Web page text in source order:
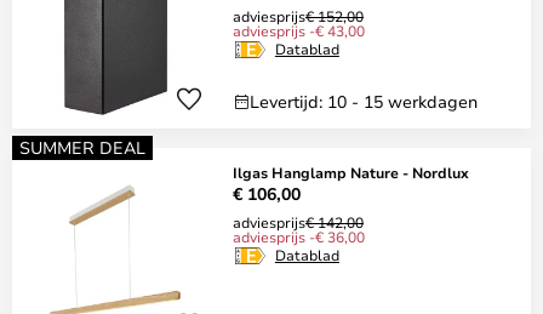
adviesprijs€ 152,00
adviesprijs -€ 43,00
Datablad
Levertijd: 10 - 15 werkdagen
SUMMER DEAL
Ilgas Hanglamp Nature - Nordlux
€ 106,00
adviesprijs€ 142,00
adviesprijs -€ 36,00
Datablad